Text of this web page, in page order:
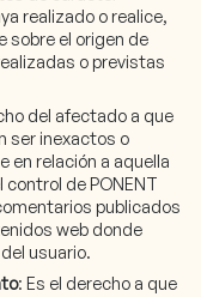
realizado o realice,
sobre el origen de
o previstas
del afectado a que
ser inexactos o
en relación a aquella
de PONENT
publicados
web donde
usuario.
: Es el derecho a que